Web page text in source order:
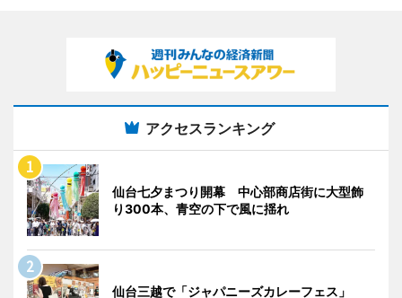
アクセスランキング
仙台七夕まつり開幕 中心部商店街に大型飾
り300本、青空の下で風に揺れ
仙台三越で「ジャパニーズカレーフェス」